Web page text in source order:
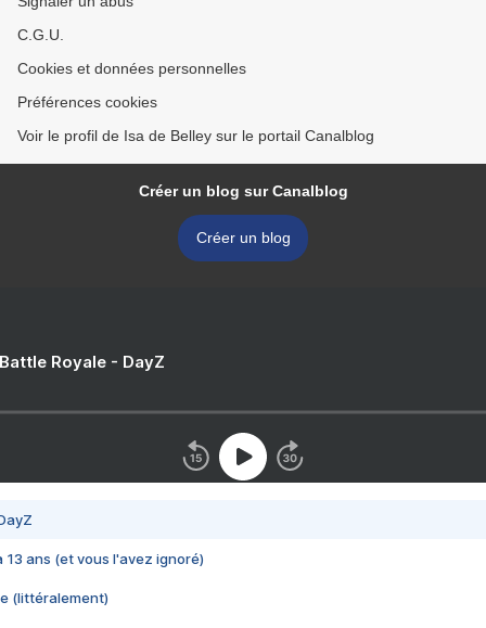
C.G.U.
Cookies et données personnelles
Préférences cookies
Voir le profil de Isa de Belley sur le portail Canalblog
Créer un blog sur Canalblog
Créer un blog
Royale - DayZ
13 ans (et vous l'avez ignoré)
(littéralement)